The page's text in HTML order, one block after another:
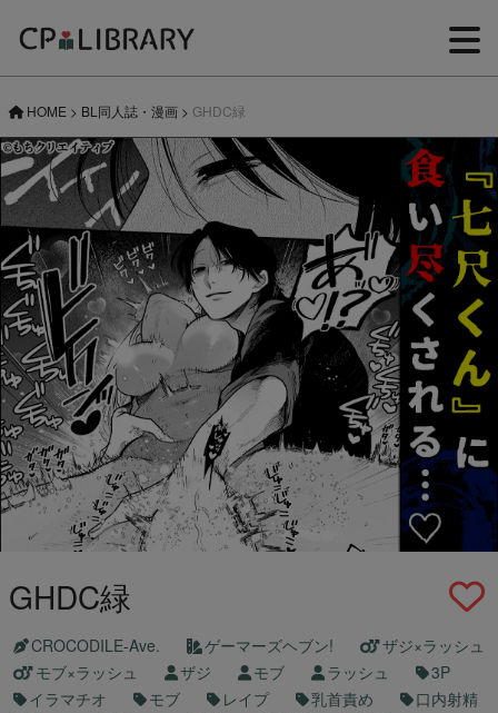
HOME > BL同人誌・漫画 > GHDC緑
GHDC緑
CROCODILE-Ave. ゲーマーズヘブン!
ザジ×ラッシュ
モブ×ラッシュ
ザジ モブ ラッシュ
3P
イラマチオ
モブ レイプ 乳首責め
口内射精